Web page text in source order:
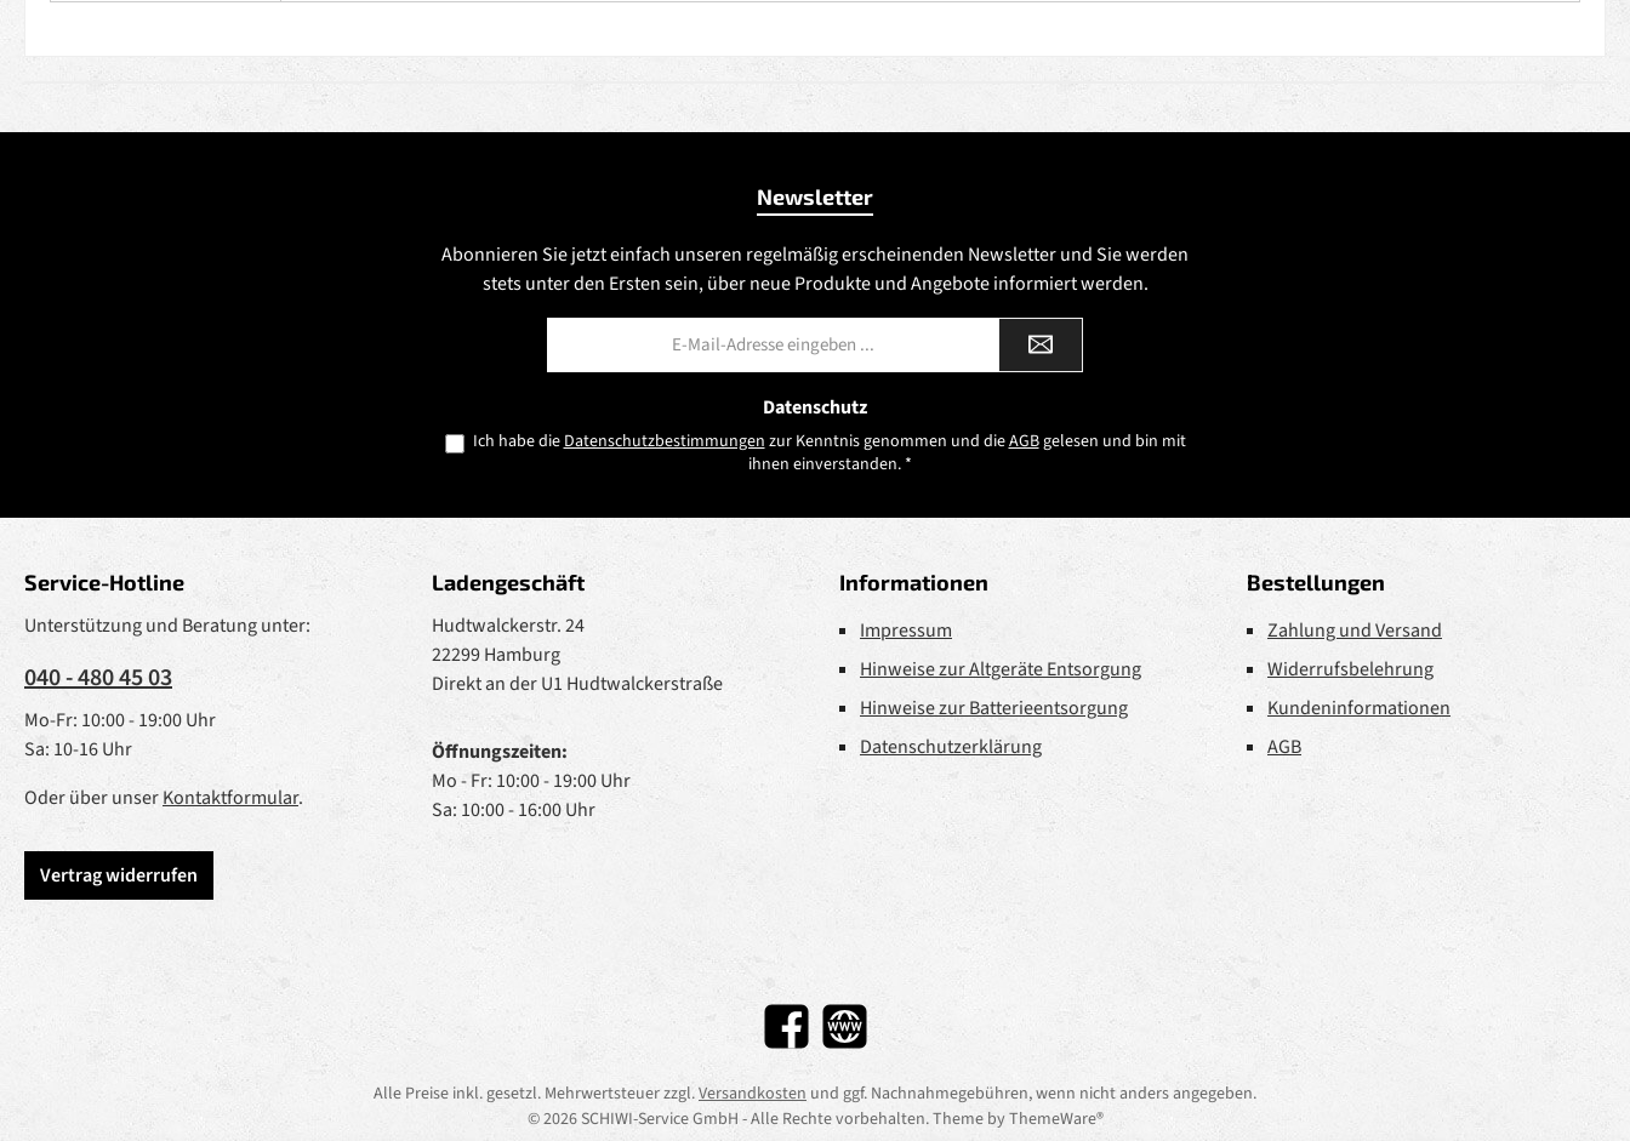
Newsletter
Abonnieren Sie jetzt einfach unseren regelmäßig erscheinenden Newsletter und Sie werden
stets unter den Ersten sein, über neue Produkte und Angebote informiert werden.
Datenschutz
Ich habe dieDatenschutzbestimmungenzur Kenntnis genommen und dieAGBgelesen und bin mit
ihnen einverstanden. *
Service-Hotline
Unterstützung und Beratung unter:
040 - 480 45 03
Mo-Fr: 10:00 - 19:00 Uhr
Sa: 10-16 Uhr
Oder über unserKontaktformular.
Vertrag widerrufen
Ladengeschäft
Hudtwalckerstr. 24
22299 Hamburg
Direkt an der U1 Hudtwalckerstraße
Öffnungszeiten:
Mo - Fr: 10:00 - 19:00 Uhr
Sa: 10:00 - 16:00 Uhr
Informationen
Impressum
Hinweise zur Altgeräte Entsorgung
Hinweise zur Batterieentsorgung
Datenschutzerklärung
Bestellungen
Zahlung und Versand
Widerrufsbelehrung
Kundeninformationen
AGB
FacebookWebsite
Alle Preise inkl. gesetzl. Mehrwertsteuer zzgl.Versandkosten und ggf. Nachnahmegebühren, wenn nicht anders angegeben.
© 2026 SCHIWI-Service GmbH - Alle Rechte vorbehalten. Theme byThemeWare®